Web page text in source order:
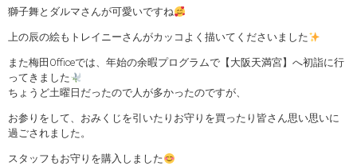
獅子舞とダルマさんが可愛いですね
上の辰の絵もトレイニーさんがカッコよく描いてくださいました
また梅田Officeでは、年始の余暇プログラムで【大阪天満宮】へ初詣に行
ってきました
ちょうど土曜日だったので人が多かったのですが、
お参りをして、おみくじを引いたりお守りを買ったり皆さん思い思いに
過ごされました。
スタッフもお守りを購入しました